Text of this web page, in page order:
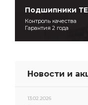
Подшипники
Контроль качества
Гарантия 2 года
Новости и
13.02.2026